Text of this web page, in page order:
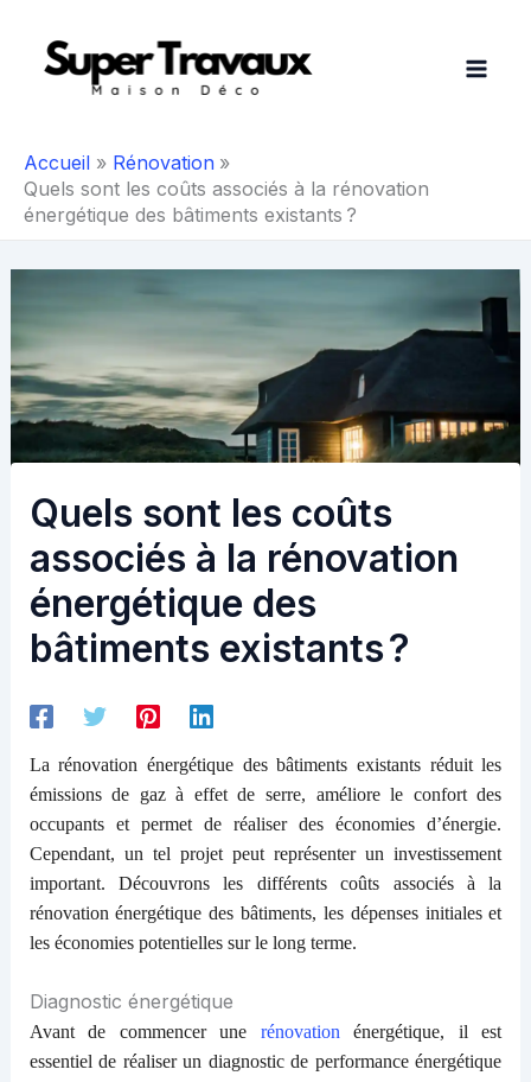
contenu
Accueil
Rénovation
Quels sont les coûts associés à la rénovation
énergétique des bâtiments existants ?
Quels sont les coûts
associés à la rénovation
énergétique des
bâtiments existants ?
La rénovation énergétique des bâtiments existants réduit les
émissions de gaz à effet de serre, améliore le confort des
occupants et permet de réaliser des économies d’énergie.
Cependant, un tel projet peut représenter un investissement
important. Découvrons les différents coûts associés à la
rénovation énergétique des bâtiments, les dépenses initiales et
les économies potentielles sur le long terme.
Diagnostic énergétique
Avant de commencer une rénovation énergétique, il est
essentiel de réaliser un diagnostic de performance énergétique